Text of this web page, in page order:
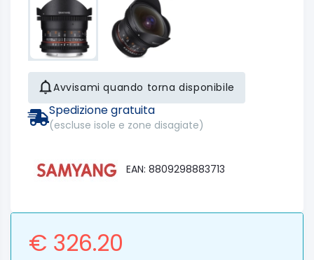
Avvisami quando torna disponibile
Spedizione gratuita
(escluse isole e zone disagiate)
EAN: 8809298883713
€ 326.20